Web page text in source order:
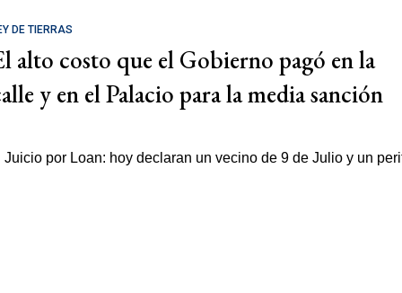
DE TIERRAS
alto costo que el Gobierno pagó en la
y en el Palacio para la media sanción